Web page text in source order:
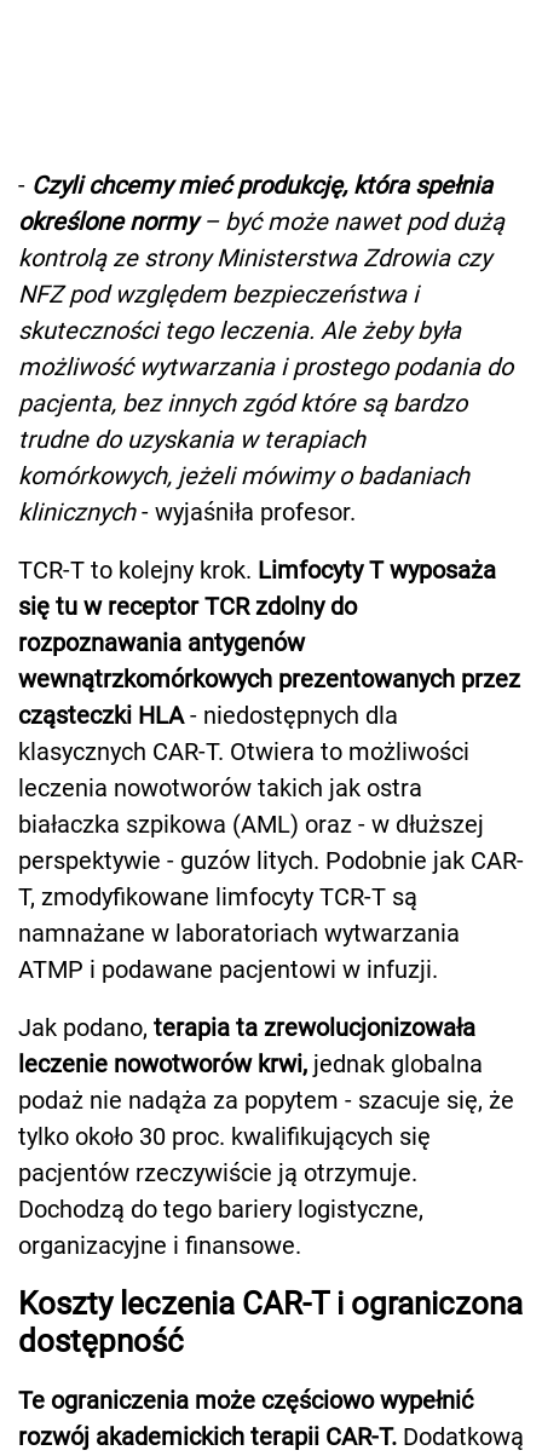
- Czyli chcemy mieć produkcję, która spełnia
określone normy– być może nawet pod dużą
kontrolą ze strony Ministerstwa Zdrowia czy
NFZ pod względem bezpieczeństwa i
skuteczności tego leczenia. Ale żeby była
możliwość wytwarzania i prostego podania do
pacjenta, bez innych zgód które są bardzo
trudne do uzyskania w terapiach
komórkowych, jeżeli mówimy o badaniach
klinicznych- wyjaśniła profesor.
TCR-T to kolejny krok. Limfocyty T wyposaża
się tu w receptor TCR zdolny do
rozpoznawania antygenów
wewnątrzkomórkowych prezentowanych przez
cząsteczki HLA- niedostępnych dla
klasycznych CAR-T. Otwiera to możliwości
leczenia nowotworów takich jak ostra
białaczka szpikowa (AML) oraz - w dłuższej
perspektywie - guzów litych. Podobnie jak CAR-
T, zmodyfikowane limfocyty TCR-T są
namnażane w laboratoriach wytwarzania
ATMP i podawane pacjentowi w infuzji.
Jak podano, terapia ta zrewolucjonizowała
leczenie nowotworów krwi, jednak globalna
podaż nie nadąża za popytem - szacuje się, że
tylko około 30 proc. kwalifikujących się
pacjentów rzeczywiście ją otrzymuje.
Dochodzą do tego bariery logistyczne,
organizacyjne i finansowe.
Koszty leczenia CAR-T i ograniczona
dostępność
Te ograniczenia może częściowo wypełnić
rozwój akademickich terapii CAR-T. Dodatkową